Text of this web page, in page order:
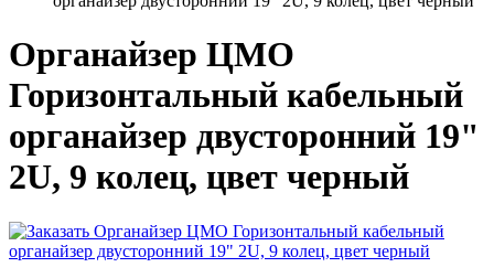
Органайзер ЦМО
Горизонтальный кабельный
органайзер двусторонний 19"
2U, 9 колец, цвет черный